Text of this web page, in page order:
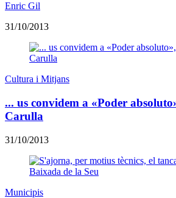
Enric Gil
31/10/2013
Cultura i Mitjans
... us convidem a «Poder
Carulla
31/10/2013
Municipis